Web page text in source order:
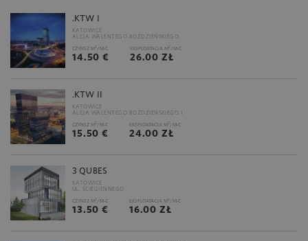
.KTW I
KATOWICE
ALEJA WALENTEGO ROŹDZIEŃSKIEGO
CZYNSZ M2 /M-C
14.50 €
EKSPLOATACJA M2 /M-C
26.00 ZŁ
.KTW II
KATOWICE
ALEJA WALENTEGO ROŹDZIEŃSKIEGO 1
CZYNSZ M2 /M-C
15.50 €
EKSPLOATACJA M2 /M-C
24.00 ZŁ
3 QUBES
KATOWICE
UL. ŚCIEGIENNEGO
CZYNSZ M2 /M-C
13.50 €
EKSPLOATACJA M2 /M-C
16.00 ZŁ